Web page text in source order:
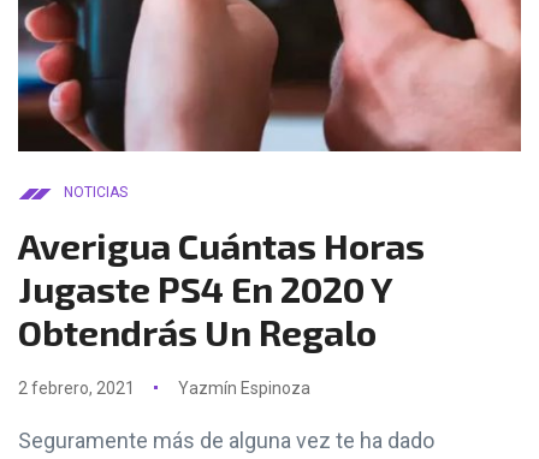
NOTICIAS
Averigua Cuántas Horas
Jugaste PS4 En 2020 Y
Obtendrás Un Regalo
2 febrero, 2021 Yazmín Espinoza
Seguramente más de alguna vez te ha dado